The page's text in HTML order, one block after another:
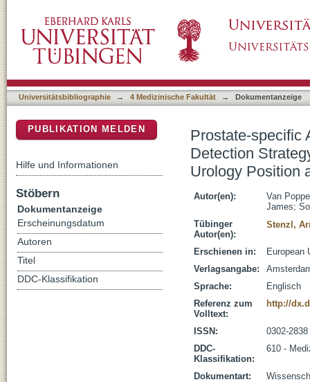
Cancer: European Association of Urology
Universitätsbibliographie → 4 Medizinische Fakultät → Dokumentanzeige
Prostate-specific
Detection
Urology Position
Autor(en):
Van
James;
Tübinger
Autor(en):
Stenzl,
Erschienen in:
European
Verlagsangabe:
Sprache:
Englisch
Referenz zum
Volltext:
http://
ISSN:
0302-2838
DDC-
Klassifikation:
610 -
Dokumentart:
PUBLIKATION MELDEN
Hilfe und Informationen
Stöbern
Dokumentanzeige
Erscheinungsdatum
Autoren
Titel
DDC-Klassifikation